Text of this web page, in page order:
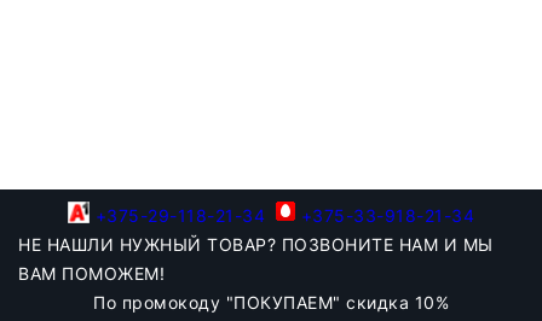
+375-29-118-21-34
+375-33-918-21-34
НЕ НАШЛИ НУЖНЫЙ ТОВАР? ПОЗВОНИТЕ НАМ И МЫ
ВАМ ПОМОЖЕМ!
По промокоду "ПОКУПАЕМ" скидка 10%